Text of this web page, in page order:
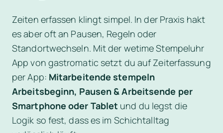
Zeiten erfassen klingt simpel. In der Praxis hakt
es aber oft an Pausen, Regeln oder
Standortwechseln. Mit der wetime Stempeluhr
App von gastromatic setzt du auf Zeiterfassung
per App: Mitarbeitende stempeln
Arbeitsbeginn, Pausen & Arbeitsende per
Smartphone oder Tablet und du legst die
Logik so fest, dass es im Schichtalltag